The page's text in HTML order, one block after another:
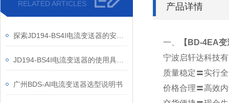
RELATED ARTICLES
广州BDS-AI电流变送器选型说明书
产品详情
一、 【 BD-4EA变
宁波启轩达科技
质量稳定〓实行
价格合理〓高效